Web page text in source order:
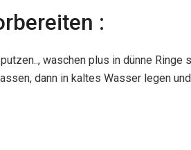
:
waschen plus in dünne
dann in kaltes Wasser legen